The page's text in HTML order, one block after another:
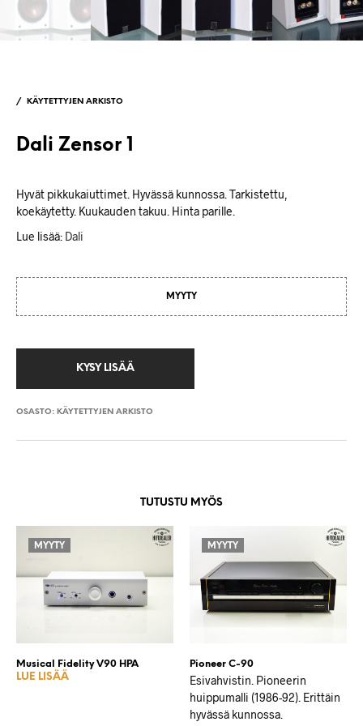
/ KÄYTETTYJEN ARKISTO
Dali Zensor 1
Hyvät pikkukaiuttimet. Hyvässä kunnossa. Tarkistettu,
koekäytetty. Kuukauden takuu. Hinta parille.
Lue lisää: Dali
MYYTY
OSASTO: KÄYTETTYJEN ARKISTO
TUTUSTU MYÖS
MYYTY
Musical Fidelity V90 HPA
LUE LISÄÄ
MYYTY
Pioneer C-90
Esivahvistin. Pioneerin
huippumalli (1986-92). Erittäin
hyvässä kunnossa.